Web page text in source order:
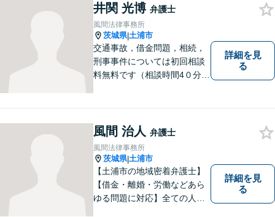
す。
井関 光博 弁護士
風間法律事務所
茨城県|土浦市
交通事故，借金問題，相続，
刑事事件については初回相談
料無料です（相談時間4０分ま
詳細を見
る
風間 治人 弁護士
風間法律事務所
茨城県|土浦市
【土浦市の地域密着弁護士】
【借金・離婚・労働などあら
ゆる問題に対応】全ての人へ
詳細を見
る